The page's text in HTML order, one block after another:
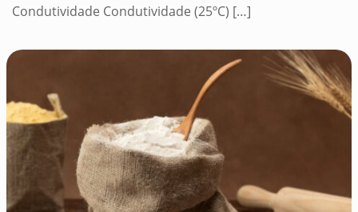
Condutividade Condutividade (25ºC) […]